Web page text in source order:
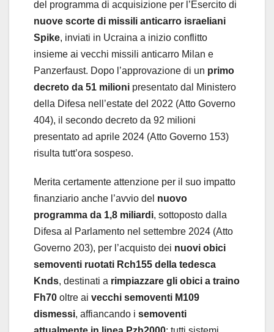
del programma di acquisizione per l’Esercito di
nuove scorte di missili anticarro israeliani
Spike, inviati in Ucraina a inizio conflitto
insieme ai vecchi missili anticarro Milan e
Panzerfaust. Dopo l’approvazione di un primo
decreto da 51 milioni presentato dal Ministero
della Difesa nell’estate del 2022 (Atto Governo
404), il secondo decreto da 92 milioni
presentato ad aprile 2024 (Atto Governo 153)
risulta tutt’ora sospeso.
Merita certamente attenzione per il suo impatto
finanziario anche l’avvio del nuovo
programma da 1,8 miliardi, sottoposto dalla
Difesa al Parlamento nel settembre 2024 (Atto
Governo 203), per l’acquisto dei nuovi obici
semoventi ruotati Rch155 della tedesca
Knds, destinati a rimpiazzare gli obici a traino
Fh70 oltre ai vecchi semoventi M109
dismessi, affiancando i semoventi